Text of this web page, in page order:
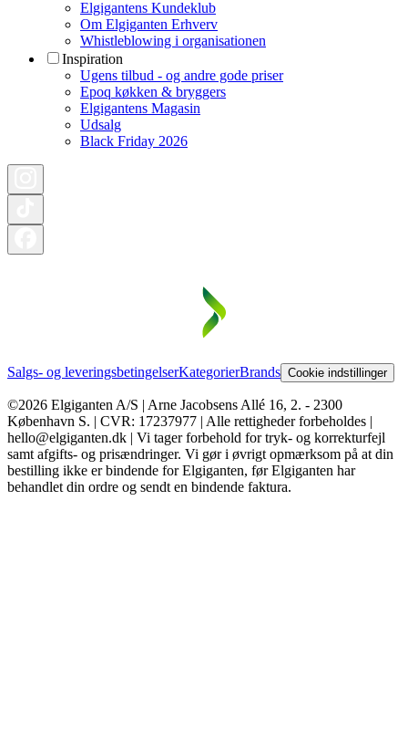
Elgigantens Kundeklub
Om Elgiganten Erhverv
Whistleblowing i organisationen
Inspiration
Ugens tilbud - og andre gode priser
Epoq køkken & bryggers
Elgigantens Magasin
Udsalg
Black Friday 2026
Salgs- og leveringsbetingelserKategorierBrands Cookie indstillinger
©2026 Elgiganten A/S | Arne Jacobsens Allé 16, 2. - 2300
København S. | CVR: 17237977 | Alle rettigheder forbeholdes |
hello@elgiganten.dk | Vi tager forbehold for tryk- og korrekturfejl
samt afgifts- og prisændringer. Vi gør i øvrigt opmærksom på at din
bestilling ikke er bindende for Elgiganten, før Elgiganten har
behandlet din ordre og sendt en bindende faktura.